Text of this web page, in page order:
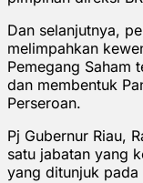
Dan selanjutnya,
melimpahkan
Pemegang Saham
dan membentuk
Perseroan.
Pj Gubernur Riau,
satu jabatan yang
yang ditunjuk pada